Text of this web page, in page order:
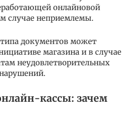
онлайновой
случае неприемлемы.
документов может
магазина и в случае
неудовлетворительных
кассы: зачем